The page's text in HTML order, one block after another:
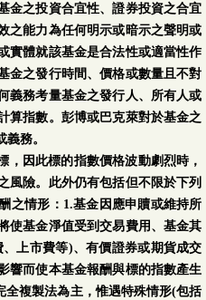
金之投資合宜性、證券投資之合宜
之能力為任何明示或暗示之聲明或
實體就該基金是合法性或適當性作
金之發行時間、價格或數量且不對
義務考量基金之發行人、所有人或
算指數。彭博或巴克萊對於基金之
務。
，因此標的指數價格波動劇烈時，
風險。此外仍有包括但不限於下列
之情形：1.基金因應申贖或維持所
使基金淨值受到交易費用、基金其
上市費等)、有價證券或期貨成交
響而使本基金報酬與標的指數產生
全複製法為主，惟遇特殊情形(包括